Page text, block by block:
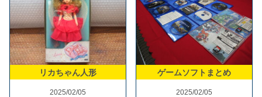
リカちゃん人形
2025/02/05
ゲームソフトまとめ
2025/02/05